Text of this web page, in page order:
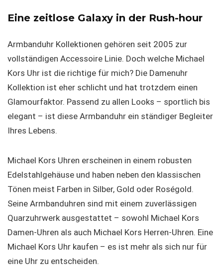
Eine zeitlose Galaxy in der Rush-hour
Armbanduhr Kollektionen gehören seit 2005 zur
vollständigen Accessoire Linie. Doch welche Michael
Kors Uhr ist die richtige für mich? Die Damenuhr
Kollektion ist eher schlicht und hat trotzdem einen
Glamourfaktor. Passend zu allen Looks – sportlich bis
elegant – ist diese Armbanduhr ein ständiger Begleiter
Ihres Lebens.
Michael Kors Uhren erscheinen in einem robusten
Edelstahlgehäuse und haben neben den klassischen
Tönen meist Farben in Silber, Gold oder Roségold.
Seine Armbanduhren sind mit einem zuverlässigen
Quarzuhrwerk ausgestattet – sowohl Michael Kors
Damen-Uhren als auch Michael Kors Herren-Uhren. Eine
Michael Kors Uhr kaufen – es ist mehr als sich nur für
eine Uhr zu entscheiden.